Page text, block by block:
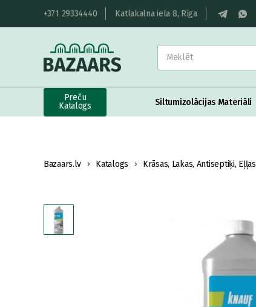
+371 29334440 Katlakalna iela 8, Rīga
Preču
Katalogs
Siltumizolācijas Materiāli
Bazaars.lv Katalogs Krāsas, Lakas, Antiseptiķi, Eļļas